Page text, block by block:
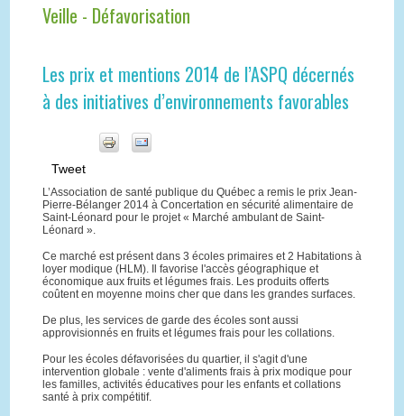
Veille - Défavorisation
Les prix et mentions 2014 de l’ASPQ décernés
à des initiatives d’environnements favorables
Tweet
L’Association de santé publique du Québec a remis le prix Jean-
Pierre-Bélanger 2014 à Concertation en sécurité alimentaire de
Saint-Léonard pour le projet « Marché ambulant de Saint-
Léonard ».
Ce marché est présent dans 3 écoles primaires et 2 Habitations à
loyer modique (HLM). Il favorise l'accès géographique et
économique aux fruits et légumes frais. Les produits offerts
coûtent en moyenne moins cher que dans les grandes surfaces.
De plus, les services de garde des écoles sont aussi
approvisionnés en fruits et légumes frais pour les collations.
Pour les écoles défavorisées du quartier, il s'agit d'une
intervention globale : vente d'aliments frais à prix modique pour
les familles, activités éducatives pour les enfants et collations
santé à prix compétitif.